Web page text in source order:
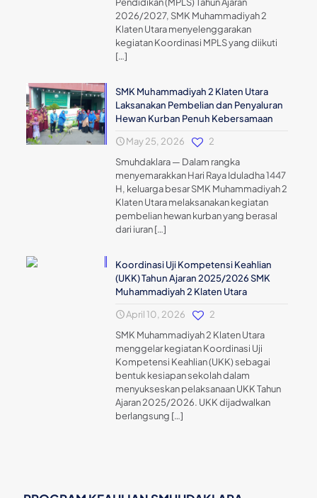
2026/2027, SMK Muhammadiyah 2
Klaten Utara menyelenggarakan
kegiatan Koordinasi MPLS yang diikuti
[…]
SMK Muhammadiyah 2 Klaten Utara
Laksanakan Pembelian dan Penyaluran
Hewan Kurban Penuh Kebersamaan
May 25, 2026
2
Smuhdaklara — Dalam rangka
menyemarakkan Hari Raya Iduladha 1447
H, keluarga besar SMK Muhammadiyah 2
Klaten Utara melaksanakan kegiatan
pembelian hewan kurban yang berasal
dari iuran[…]
Koordinasi Uji Kompetensi Keahlian
(UKK) Tahun Ajaran 2025/2026 SMK
Muhammadiyah 2 Klaten Utara
April 10, 2026
2
SMK Muhammadiyah 2 Klaten Utara
menggelar kegiatan Koordinasi Uji
Kompetensi Keahlian (UKK) sebagai
bentuk kesiapan sekolah dalam
menyukseskan pelaksanaan UKK Tahun
Ajaran 2025/2026. UKK dijadwalkan
berlangsung […]